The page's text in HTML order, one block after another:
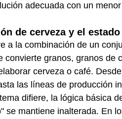
adecuada con un
de cerveza y el
a la combinación de un
granos, granos de
cerveza o café.
las líneas de producción
difiere, la lógica básica
se mantiene inalterada. En